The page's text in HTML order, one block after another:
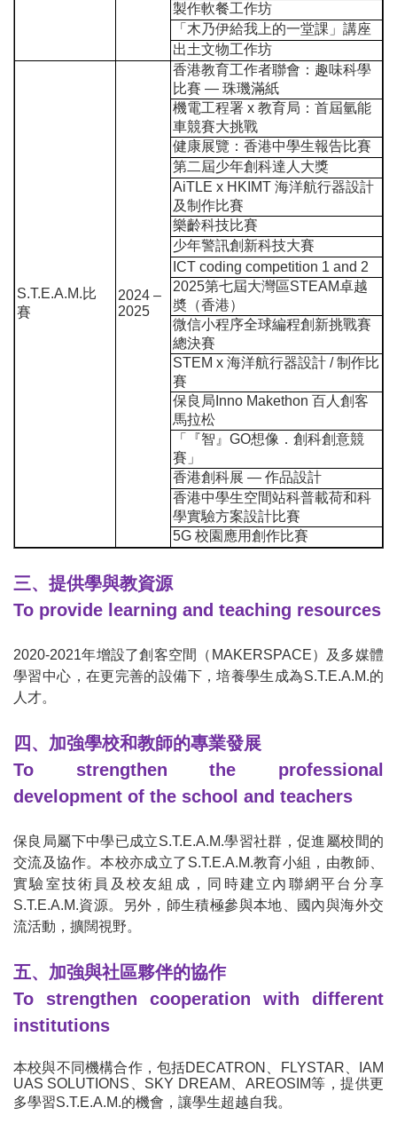
製作軟餐工作坊
「木乃伊給我上的一堂課」講座
出土文物工作坊
S.T.E.A.M.比
賽
2024 –
2025
香港教育工作者聯會：趣味科學
比賽 — 珠璣滿紙
機電工程署x 教育局：首屆氫能
車競賽大挑戰
健康展覽：香港中學生報告比賽
第二屆少年創科達人大獎
AiTLE x HKIMT 海洋航行器設計
及制作比賽
樂齡科技比賽
少年警訊創新科技大賽
ICT coding competition 1 and 2
2025第七屆大灣區STEAM卓越
奬（香港）
微信小程序全球編程創新挑戰賽
總決賽
STEM x 海洋航行器設計/制作比
賽
保良局 Inno Makethon 百人創客
馬拉松
「『智』 GO想像．創科創意競
賽」
香港創科展 — 作品設計
香港中學生空間站科普載荷和科
學實驗方案設計比賽
5G 校園應用創作比賽
三、提供學與教資源
To provide learning and teaching resources
2020-2021年增設了創客空間（ MAKERSPACE）及多媒體
學習中心，在更完善的設備下，培養學生成為S.T.E.A.M.的
人才。
四、加強學校和教師的專業發展
To strengthen the professional
development of the school and teachers
保良局屬下中學已成立S.T.E.A.M.學習社群，促進屬校間的
交流及協作。本校亦成立了 S.T.E.A.M.教育小組，由教師、
實驗室技術員及校友組成，同時建立內聯網平台分享
S.T.E.A.M.資源。另外，師生積極參與本地、國內與海外交
流活動，擴闊視野。
五、加強與社區夥伴的協作
To strengthen cooperation with different
institutions
本校與不同機構合作，包括DECATRON FLYSTAR
IAM
UAS SOLUTIONS
SKY DREAM AREOSIM等，提供更
多學習S.T.E.A.M.的機會，讓學生超越自我。